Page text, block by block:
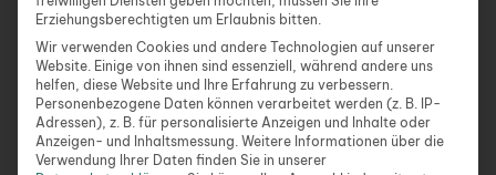
Lebensfreude, das Essen und das Klima erinnern an
Bella Italia, während Infrastruktur und Sicherheit
typisch schweizerisch bleiben.
4. Hohe Lebenshaltungskosten – und wie du sie
clever minimierst
Erziehungsberechtigten um Erlaubnis bitten.
Wir verwenden Cookies und andere Technologien auf unserer
Website. Einige von ihnen sind essenziell, während andere uns
helfen, diese Website und Ihre Erfahrung zu verbessern.
Personenbezogene Daten können verarbeitet werden (z. B. IP-
Adressen), z. B. für personalisierte Anzeigen und Inhalte oder
Anzeigen- und Inhaltsmessung. Weitere Informationen über die
Verwendung Ihrer Daten finden Sie in unserer